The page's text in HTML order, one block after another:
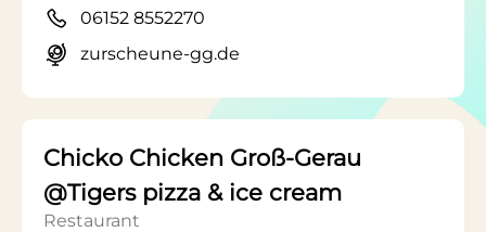
06152 8552270
zurscheune-gg.de
Chicko Chicken Groß-Gerau
@Tigers pizza & ice cream
Restaurant